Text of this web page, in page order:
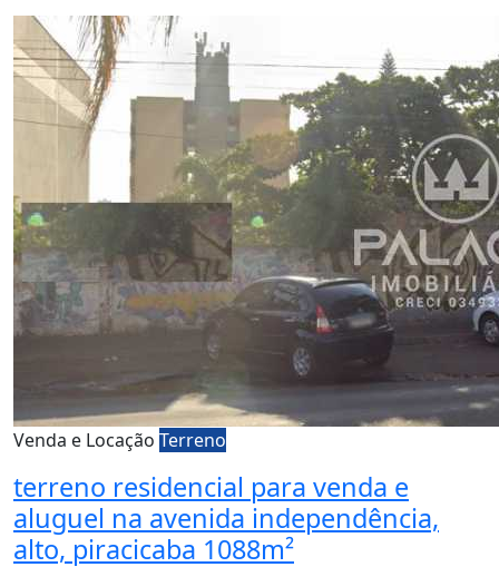
Venda e Locação Terreno
terreno residencial para venda e
aluguel na avenida independência,
alto, piracicaba 1088m²